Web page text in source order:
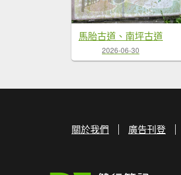
馬胎古道、南坪古道
2026-06-30
關於我們 廣告刊登